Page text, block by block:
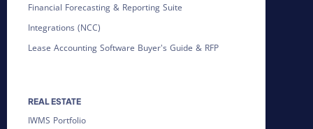
Financial Forecasting & Reporting Suite
Integrations (NCC)
Lease Accounting Software Buyer's Guide & RFP
REAL ESTATE
IWMS Portfolio